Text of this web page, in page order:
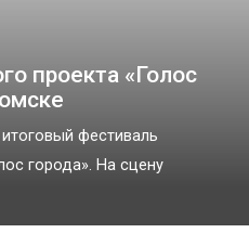
проекта «Голос
фестиваль
города». На сцену